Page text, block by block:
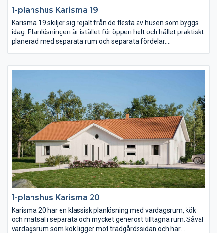
1-planshus Karisma 19
Karisma 19 skiljer sig rejält från de flesta av husen som byggs
idag. Planlösningen är istället för öppen helt och hållet praktiskt
planerad med separata rum och separata fördelar.
en egen passage ligger de två barn- och ungdomssovrummen
1-planshus Karisma 20
Karisma 20 har en klassisk planlösning med vardagsrum, kök
och matsal i separata och mycket generöst tilltagna rum. Såväl
vardagsrum som kök ligger mot trädgårdssidan och har